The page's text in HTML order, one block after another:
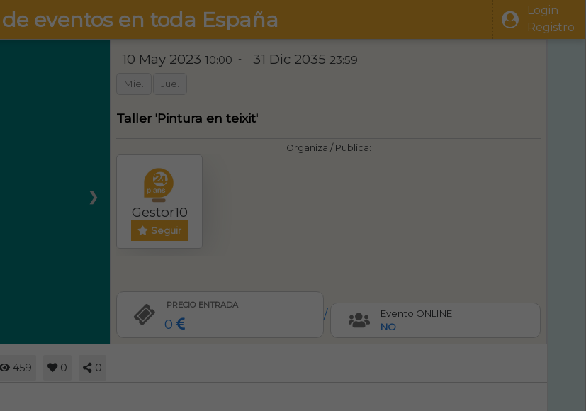
eventos en toda España
Login
Registro
❯
10 May 2023 10:00 - 31 Dic 2035 23:59
Mie. Jue.
Taller 'Pintura en teixit'
Organiza / Publica:
Gestor10
Seguir
PRECIO ENTRADA
0
/
Evento ONLINE
NO
459 0 0